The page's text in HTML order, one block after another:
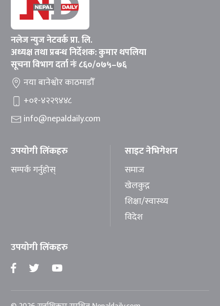
नलेज न्युज नेटवर्क प्रा. लि.
अध्यक्ष तथा प्रबन्ध निर्देशक: कुमार थपलिया
सूचना विभाग दर्ता नंः ८६०/०७५–७६
नया बानेश्वोर काठमाडौँ
+०१-४२२९४४८
info@nepaldaily.com
उपयोगी लिंकहरु
सम्पर्क गर्नुहोस्
साइट नेभिगेशन
समाज
खेलकुद़़
शिक्षा/स्वास्थ्य
विदेश
उपयोगी लिंकहरु